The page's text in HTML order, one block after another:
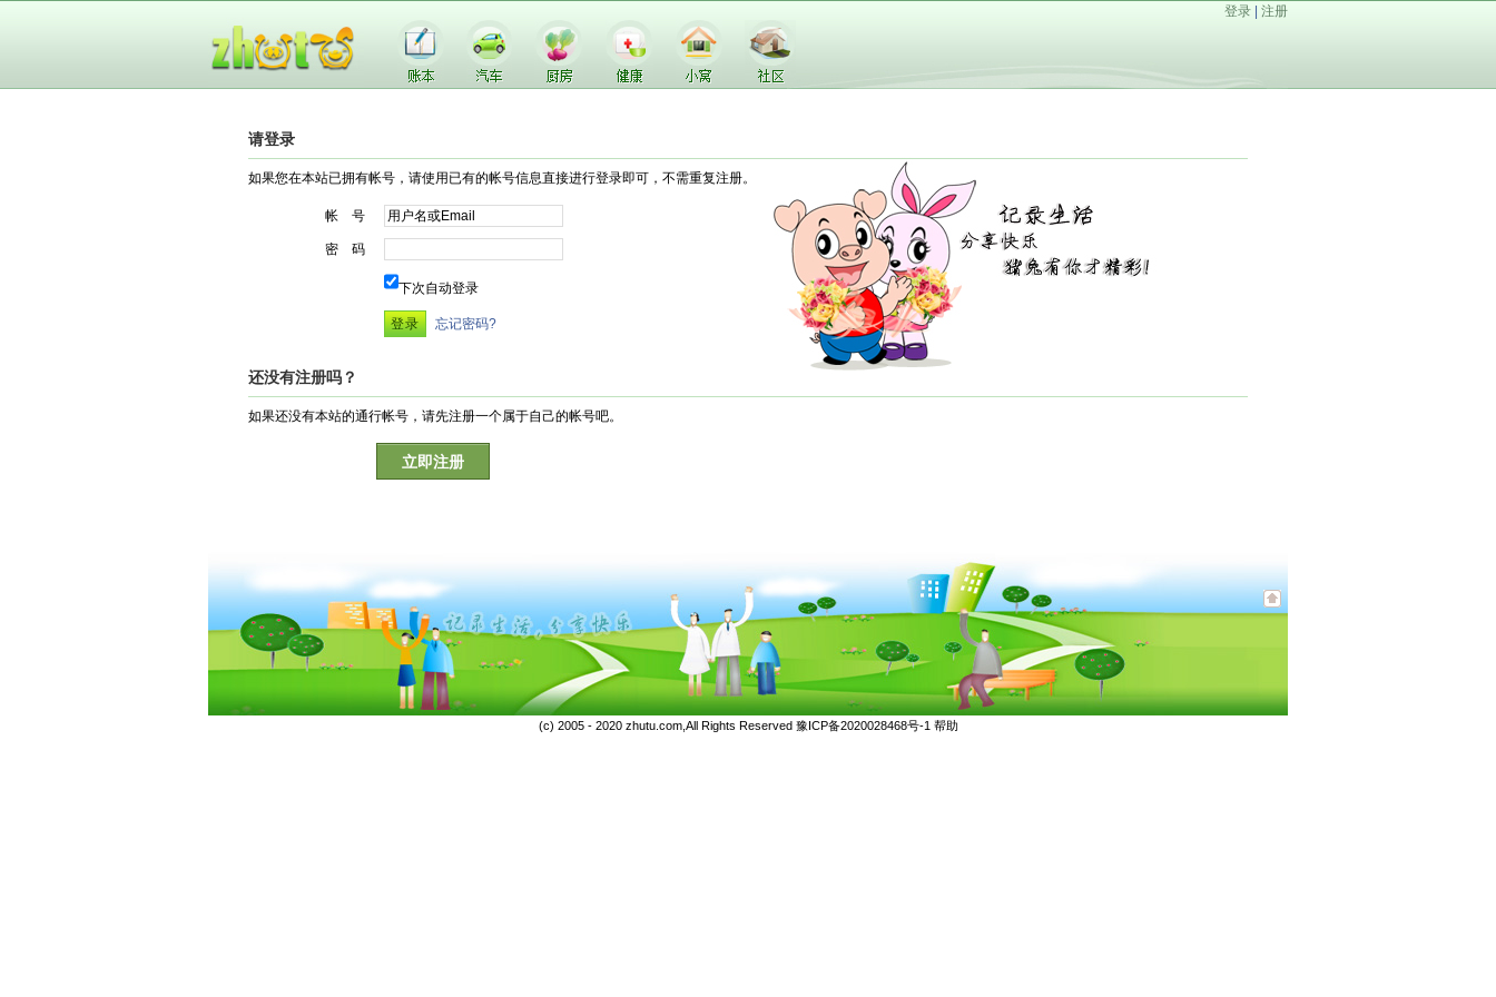
登录 注册
请登录
如果您在本站已拥有帐号，请使用已有的帐号信息直接进行登录即可，不需重复注册。
帐 号
密 码
下次自动登录
忘记密码?
还没有注册吗？
如果还没有本站的通行帐号，请先注册一个属于自己的帐号吧。
立即注册
(c) 2005 - 2020 zhutu.com,All Rights Reserved 豫ICP备2020028468号-1 帮助